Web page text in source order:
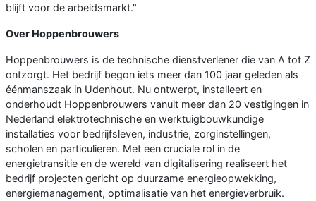
blijft voor de arbeidsmarkt."
Over Hoppenbrouwers
Hoppenbrouwers is de technische dienstverlener die van A tot Z
ontzorgt. Het bedrijf begon iets meer dan 100 jaar geleden als
éénmanszaak in Udenhout. Nu ontwerpt, installeert en
onderhoudt Hoppenbrouwers vanuit meer dan 20 vestigingen in
Nederland elektrotechnische en werktuigbouwkundige
installaties voor bedrijfsleven, industrie, zorginstellingen,
scholen en particulieren. Met een cruciale rol in de
energietransitie en de wereld van digitalisering realiseert het
bedrijf projecten gericht op duurzame energieopwekking,
energiemanagement, optimalisatie van het energieverbruik.